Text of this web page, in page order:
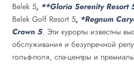
Belek 5, **Gloria Serenity Resort
Belek Golf Resort 5, *Regnum
Crown 5. Эти курорты известны
обслуживания и безупречной
гольф-поля, спа-центры и